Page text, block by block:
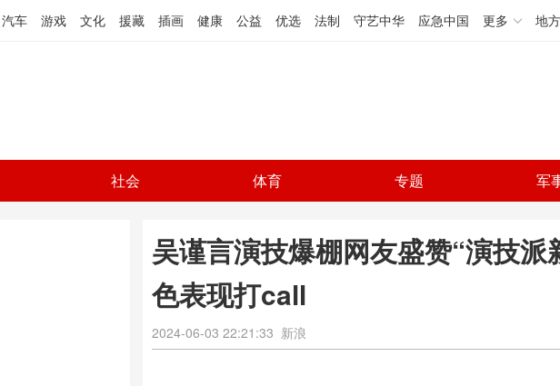
汽车 游戏 文化 援藏 插画 健康 公益 优选 法制 守艺中华 应急中国 更多 地
社会 体育 专题 军
吴谨言演技爆棚网友盛赞“演技派
色表现打call
2024-06-03 22:21:33 新浪